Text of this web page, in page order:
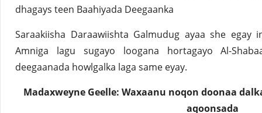
dhagays teen Baahiyada Deegaanka
Saraakiisha Daraawiishta Galmudug ayaa she egay
Amniga lagu sugayo loogana hortagayo Al-
deegaanada howlgalka laga same eyay.
Madaxweyne Geelle: Waxaanu noqon doonaa
aqoonsada